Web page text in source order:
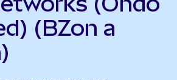
(BZon a